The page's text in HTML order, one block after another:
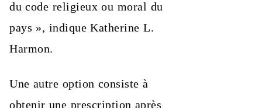
du code religieux ou moral du
pays », indique Katherine L.
Harmon.
Une autre option consiste à
obtenir une prescription après